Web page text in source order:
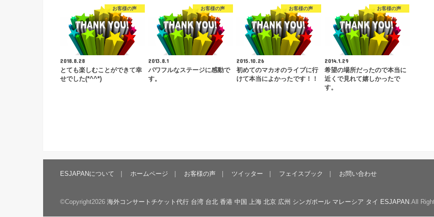
お客様の声
2018.8.28
とても楽しむことができて幸
せでした(*^^*)
お客様の声
2013.8.1
パワフルなステージに感動で
す。
お客様の声
2015.10.26
初めてのマカオのライブに行
けて本当によかったです！！
お客様の声
2014.1.29
希望の場所だったので本当に
近くで見れて嬉しかったで
す。
ESJAPANについて ホームページ お客様の声 ツイッター フェイスブック お問い合わせ
©Copyright2026 海外コンサートチケット代行 台湾 台北 香港 中国 上海 北京 広州 シンガポール マレーシア タイ ESJAPAN .All